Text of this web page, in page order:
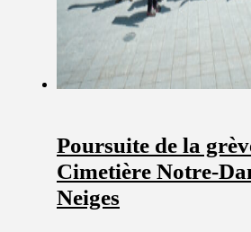
Poursuite de la
Cimetière Notre-
Neiges